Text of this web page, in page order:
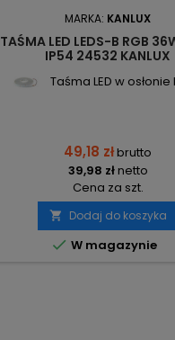
MARKA: KANLUX
TAŚMA LED LEDS-B RGB
IP54 24532 KANLUX
Taśma LED w osłonie
49,18 złbrutto
39,98 złnetto
Cena za szt.
 Dodaj do koszyka
 W magazynie